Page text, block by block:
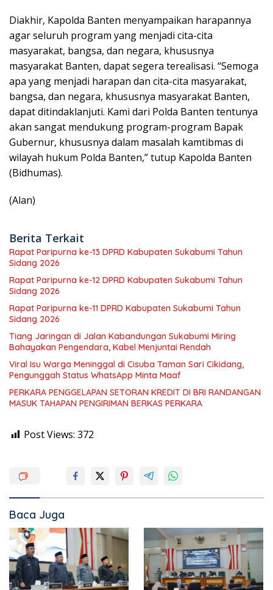
Diakhir, Kapolda Banten menyampaikan harapannya
agar seluruh program yang menjadi cita-cita
masyarakat, bangsa, dan negara, khususnya
masyarakat Banten, dapat segera terealisasi. “Semoga
apa yang menjadi harapan dan cita-cita masyarakat,
bangsa, dan negara, khususnya masyarakat Banten,
dapat ditindaklanjuti. Kami dari Polda Banten tentunya
akan sangat mendukung program-program Bapak
Gubernur, khususnya dalam masalah kamtibmas di
wilayah hukum Polda Banten,” tutup Kapolda Banten
(Bidhumas).
(Alan)
Berita Terkait
Rapat Paripurna ke-13 DPRD Kabupaten Sukabumi Tahun
Sidang 2026
Rapat Paripurna ke-12 DPRD Kabupaten Sukabumi Tahun
Sidang 2026
Rapat Paripurna ke-11 DPRD Kabupaten Sukabumi Tahun
Sidang 2026
Tiang Jaringan di Jalan Kabandungan Sukabumi Miring
Bahayakan Pengendara, Kabel Menjuntai Rendah
Viral Isu Warga Meninggal di Cisuba Taman Sari Cikidang,
Pengunggah Status WhatsApp Minta Maaf
PERKARA PENGGELAPAN SETORAN KREDIT DI BRI RANDANGAN
MASUK TAHAPAN PENGIRIMAN BERKAS PERKARA
Post Views: 372
Baca Juga